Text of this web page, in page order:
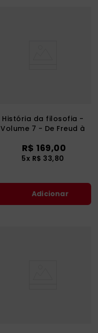
História da filosofia -
Volume 7 - De Freud à
R$ 169,00
5x R$ 33,80
Adicionar